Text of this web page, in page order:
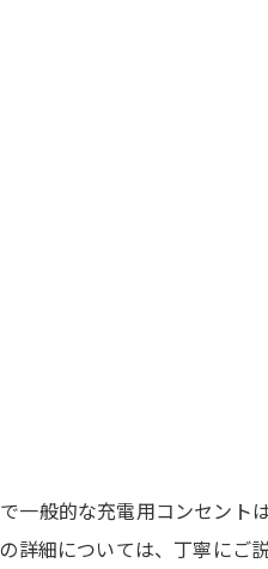
般的な充電用コンセント
細については、丁寧にご